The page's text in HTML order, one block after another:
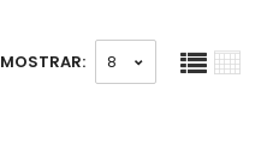
MOSTRAR: